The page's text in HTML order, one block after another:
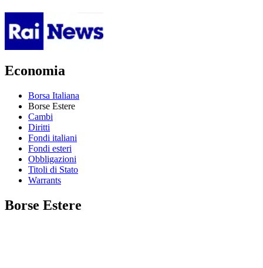
Economia
Borsa Italiana
Borse Estere
Cambi
Diritti
Fondi italiani
Fondi esteri
Obbligazioni
Titoli di Stato
Warrants
Borse Estere